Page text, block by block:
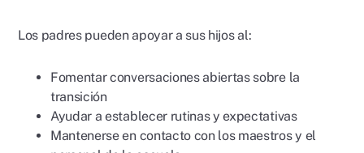
Los padres pueden apoyar a sus hijos al:
Fomentar conversaciones abiertas sobre la
transición
Ayudar a establecer rutinas y expectativas
Mantenerse en contacto con los maestros y el